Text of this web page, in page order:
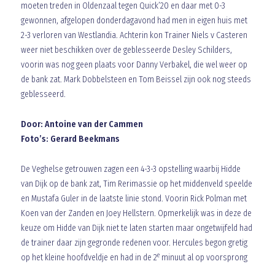
moeten treden in Oldenzaal tegen Quick’20 en daar met 0-3
gewonnen, afgelopen donderdagavond had men in eigen huis met
2-3 verloren van Westlandia. Achterin kon Trainer Niels v Casteren
weer niet beschikken over de geblesseerde Desley Schilders,
voorin was nog geen plaats voor Danny Verbakel, die wel weer op
de bank zat. Mark Dobbelsteen en Tom Beissel zijn ook nog steeds
geblesseerd.
Door: Antoine van der Cammen
Foto’s: Gerard Beekmans
De Veghelse getrouwen zagen een 4-3-3 opstelling waarbij Hidde
van Dijk op de bank zat, Tim Rerimassie op het middenveld speelde
en Mustafa Guler in de laatste linie stond. Voorin Rick Polman met
Koen van der Zanden en Joey Hellstern. Opmerkelijk was in deze de
keuze om Hidde van Dijk niet te laten starten maar ongetwijfeld had
de trainer daar zijn gegronde redenen voor. Hercules begon gretig
op het kleine hoofdveldje en had in de 2eminuut al op voorsprong